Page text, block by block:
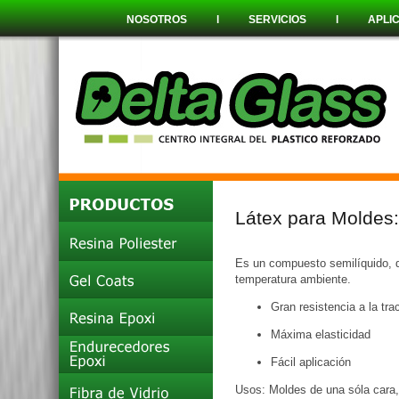
NOSOTROSlSERVICIOSl
Látex para Moldes:
Es un compuesto semilíquido,
temperatura ambiente.
Gran resistencia a la
Máxima elasticidad
Fácil aplicación
Usos: Moldes de una sóla